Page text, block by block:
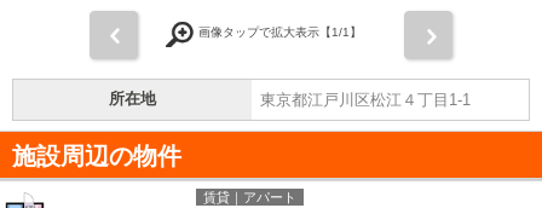
画像タップで拡大表示【1/1】
所在地 東京都江戸川区松江４丁目1-1
施設周辺の物件
賃貸｜アパート